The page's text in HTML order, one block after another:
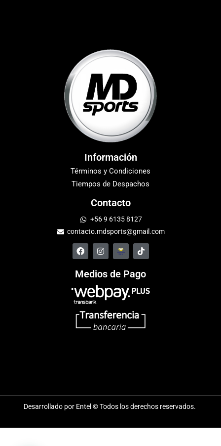
Información
Términos y Condiciones
Tiempos de Despachos
Contacto
+56 9 6135 8127
contacto.mdsports@gmail.com
Medios de Pago
Desarrollado por Entel © Todos los derechos reservados.